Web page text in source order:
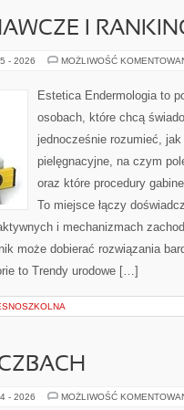
I
- 2026 MOŻLIWOŚĆ
Estetica Endermologia to
osobach, które chcą
jednocześnie rozumieć, jak
pielęgnacyjne, na czym
oraz które procedury
To miejsce łączy
i mechanizmach
może dobierać rozwiązania
to Trendy urodowe […]
- 2026 MOŻLIWOŚĆ